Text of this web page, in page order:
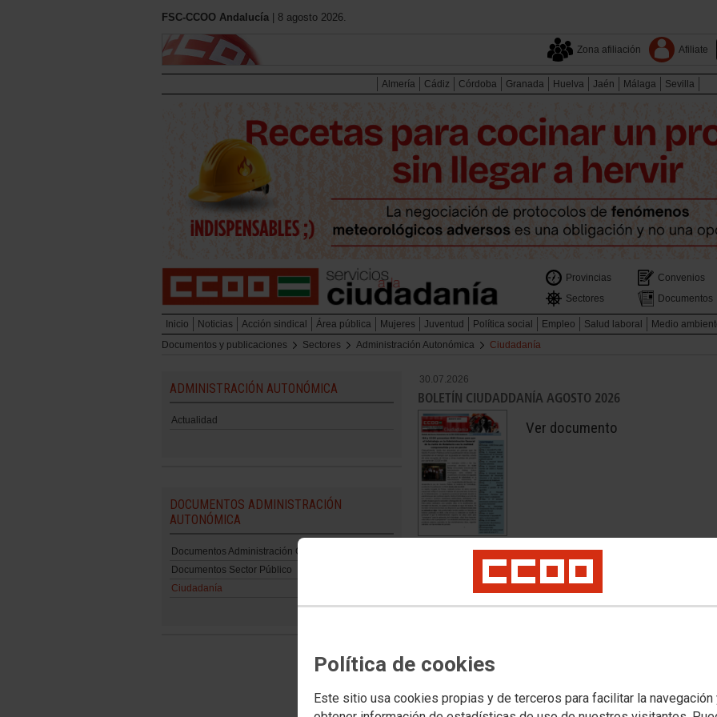
Política de cookies
Este sitio usa cookies propias y de terceros para facilitar la navegación
FSC-CCOO Andalucía | 8 agosto 2026.
Zona afiliación Afiliate
Almería Cádiz Córdoba Granada Huelva Jaén Málaga Sevilla
Provincias Convenios
Sectores
Documentos
Inicio Noticias Acción sindical Área pública Mujeres Juventud Política social Empleo Salud laboral Medio
Documentos y publicaciones
Sectores Administración Autonómica Ciudadanía
ADMINISTRACIÓN AUTONÓMICA
Actualidad
DOCUMENTOS ADMINISTRACIÓN
AUTONÓMICA
Documentos Administración General (AA)
Documentos Sector Público
Ciudadanía
30.07.2026
BOLETÍN CIUDADDANÍA AGOSTO 2026
Ver documento
BOLETÍN CIUDADANÍA JULIO 2026